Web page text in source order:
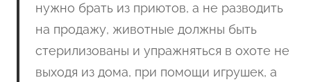
нужно брать из приютов, а не разводить
на продажу, животные должны быть
стерилизованы и упражняться в охоте не
выходя из дома, при помощи игрушек, а